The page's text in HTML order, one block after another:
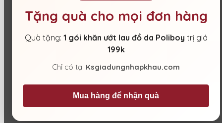
Tặng quà cho mọi đơn hàng
Quà tặng: 1 gói khăn ướt lau đồ da Poliboy trị giá
199k
Chỉ có tại Ksgiadungnhapkhau.com
Mua hàng để nhận quà